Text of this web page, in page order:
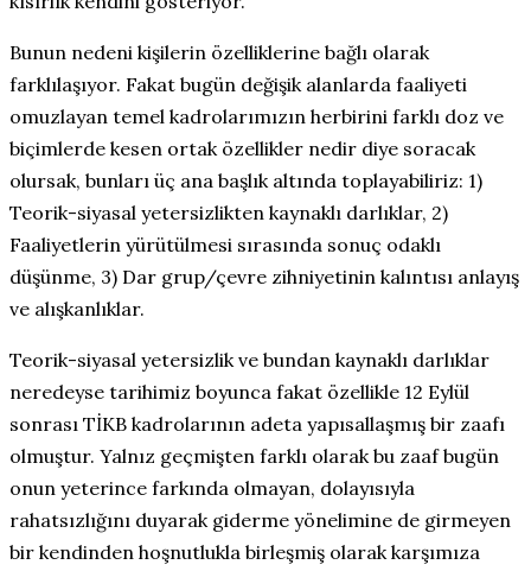
Bunun nedeni kişilerin özelliklerine bağlı olarak
farklılaşıyor. Fakat bugün değişik alanlarda faaliyeti
omuzlayan temel kadrolarımızın herbirini farklı doz ve
biçimlerde kesen ortak özellikler nedir diye soracak
olursak, bunları üç ana başlık altında toplayabiliriz: 1)
Teorik-siyasal yetersizlikten kaynaklı darlıklar, 2)
Faaliyetlerin yürütülmesi sırasında sonuç odaklı
düşünme, 3) Dar grup/çevre zihniyetinin kalıntısı anlayış
ve alışkanlıklar.
Teorik-siyasal yetersizlik ve bundan kaynaklı darlıklar
neredeyse tarihimiz boyunca fakat özellikle 12 Eylül
sonrası TİKB kadrolarının adeta yapısallaşmış bir zaafı
olmuştur. Yalnız geçmişten farklı olarak bu zaaf bugün
onun yeterince farkında olmayan, dolayısıyla
rahatsızlığını duyarak giderme yönelimine de girmeyen
bir kendinden hoşnutlukla birleşmiş olarak karşımıza